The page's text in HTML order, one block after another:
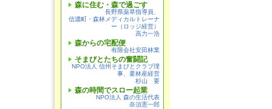
森に住む・森で過ごす
長野県薬草指導員、
信濃町・森林メディカルトレーナ
ー（ロッジ経営）
高力一浩
森からの宅配便
有限会社安田林業
そまびとたちの奮闘記
NPO法人 信州そまびとクラブ理
事、要林産経営
杉山 要
森の時間でスロー起業
NPO法人 森の生活代表
奈須憲一郎